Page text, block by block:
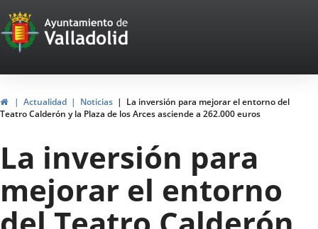
Portal
Web
del
Ayuntamiento
de
Valladolid
InicioActualidad Noticias
La inversión para mejorar el entorno del
Teatro Calderón y la Plaza de los Arces asciende a 262.000 euros
La inversión para
mejorar el entorno